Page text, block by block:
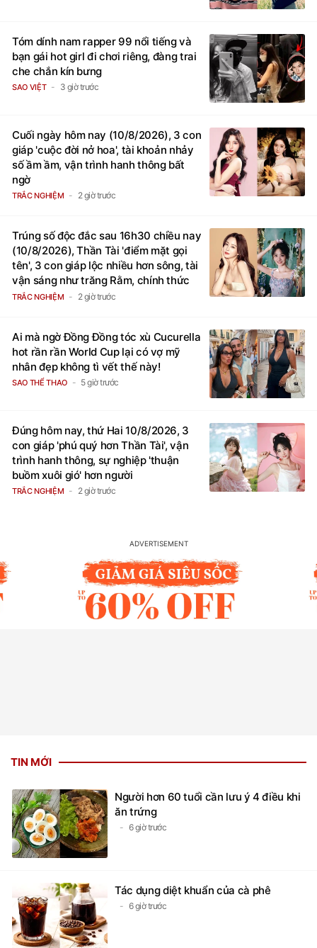
Tóm dính nam rapper 99 nổi tiếng và
bạn gái hot girl đi chơi riêng, đàng trai
che chắn kín bưng
SAO VIỆT 3 giờ trước
Cuối ngày hôm nay (10/8/2026), 3 con
giáp 'cuộc đời nở hoa', tài khoản nhảy
số ầm ầm, vận trình hanh thông bất
ngờ
TRẮC NGHIỆM 2 giờ trước
Trúng số độc đắc sau 16h30 chiều nay
(10/8/2026), Thần Tài 'điểm mặt gọi
tên', 3 con giáp lộc nhiều hơn sông, tài
vận sáng như trăng Rằm, chính thức
hết khổ
TRẮC NGHIỆM 2 giờ trước
Ai mà ngờ Đồng Đồng tóc xù Cucurella
hot rần rần World Cup lại có vợ mỹ
nhân đẹp không tì vết thế này!
SAO THỂ THAO 5 giờ trước
Đúng hôm nay, thứ Hai 10/8/2026, 3
con giáp 'phú quý hơn Thần Tài', vận
trình hanh thông, sự nghiệp 'thuận
buồm xuôi gió' hơn người
TRẮC NGHIỆM 2 giờ trước
TIN MỚI
Người hơn 60 tuổi cần lưu ý 4 điều khi
ăn trứng
6 giờ trước
Tác dụng diệt khuẩn của cà phê
6 giờ trước